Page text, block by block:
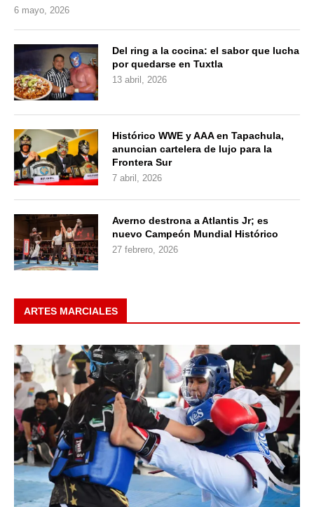
6 mayo, 2026
Del ring a la cocina: el sabor que lucha
por quedarse en Tuxtla
13 abril, 2026
Histórico WWE y AAA en Tapachula,
anuncian cartelera de lujo para la
Frontera Sur
7 abril, 2026
Averno destrona a Atlantis Jr; es
nuevo Campeón Mundial Histórico
27 febrero, 2026
ARTES MARCIALES